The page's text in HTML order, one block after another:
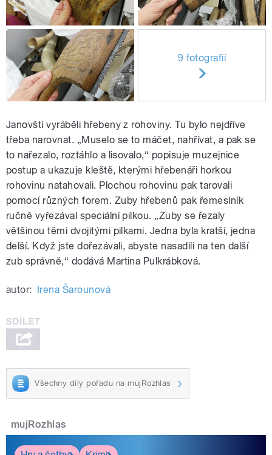
9 fotografií
Janovští vyráběli hřebeny z rohoviny. Tu bylo nejdříve
třeba narovnat. „Muselo se to máčet, nahřívat, a pak se
to nařezalo, roztáhlo a lisovalo,“ popisuje muzejnice
postup a ukazuje kleště, kterými hřebenáři horkou
rohovinu natahovali. Plochou rohovinu pak tarovali
pomocí různých forem. Zuby hřebenů pak řemeslník
ručně vyřezával speciální pilkou. „Zuby se řezaly
většinou těmi dvojitými pilkami. Jedna byla kratší, jedna
delší. Když jste dořezávali, abyste nasadili na ten další
zub správně,“ dodává Martina Pulkrábková.
autor: Irena Šarounová
Všechny díly pořadu na mujRozhlas
mujRozhlas